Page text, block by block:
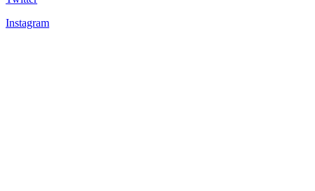
Instagram